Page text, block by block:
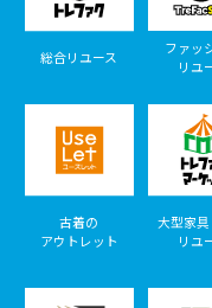
総合リユース
ファッ
リユ
古着の
アウトレット
大型家
リユ